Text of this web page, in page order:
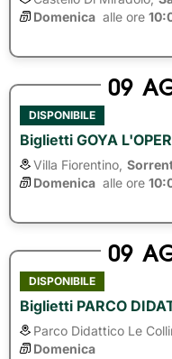
Domenica alle ore
09
DISPONIBILE
Biglietti GOYA
Villa Fiorentino,
Domenica alle ore
09
DISPONIBILE
Biglietti PARCO
Parco Didattico Le
Domenica